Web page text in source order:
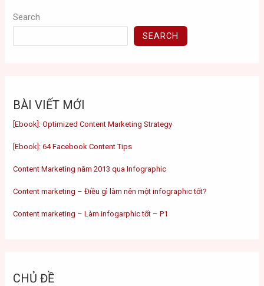
Search
SEARCH
BÀI VIẾT MỚI
[Ebook]: Optimized Content Marketing Strategy
[Ebook]: 64 Facebook Content Tips
Content Marketing năm 2013 qua Infographic
Content marketing – Điều gì làm nên một infographic tốt?
Content marketing – Làm infogarphic tốt – P1
CHỦ ĐỀ